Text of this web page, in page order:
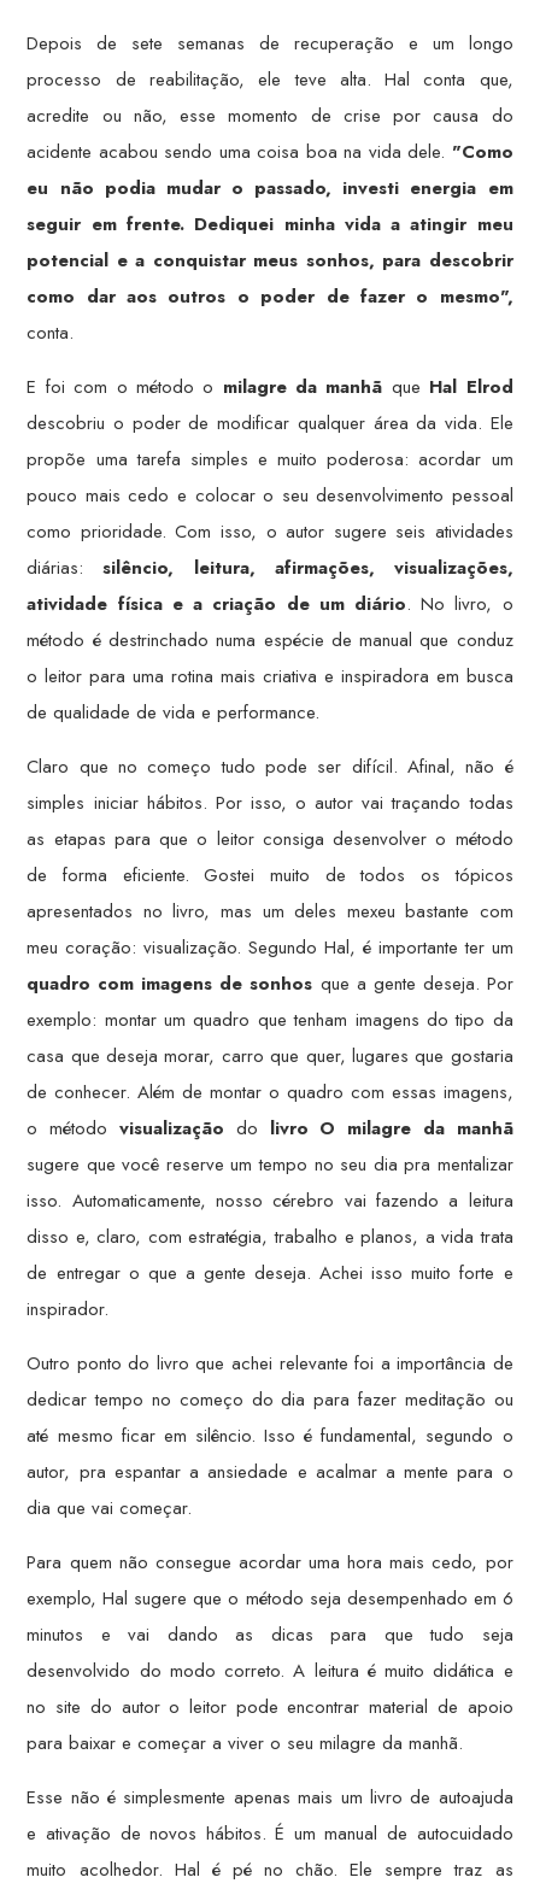
Depois de sete semanas de recuperação e um longo
processo de reabilitação, ele teve alta. Hal conta que,
acredite ou não, esse momento de crise por causa do
acidente acabou sendo uma coisa boa na vida dele. "Como
eu não podia mudar o passado, investi energia em
seguir em frente. Dediquei minha vida a atingir meu
potencial e a conquistar meus sonhos, para descobrir
como dar aos outros o poder de fazer o mesmo",
conta.
E foi com o método o milagre da manhã que Hal Elrod
descobriu o poder de modificar qualquer área da vida. Ele
propõe uma tarefa simples e muito poderosa: acordar um
pouco mais cedo e colocar o seu desenvolvimento pessoal
como prioridade. Com isso, o autor sugere seis atividades
diárias:silêncio, leitura, afirmações, visualizações,
atividade física e a criação de um diário. No livro, o
método é destrinchado numa espécie de manual que conduz
o leitor para uma rotina mais criativa e inspiradora em busca
de qualidade de vida e performance.
Claro que no começo tudo pode ser difícil. Afinal, não é
simples iniciar hábitos. Por isso, o autor vai traçando todas
as etapas para que o leitor consiga desenvolver o método
de forma eficiente. Gostei muito de todos os tópicos
apresentados no livro, mas um deles mexeu bastante com
meu coração: visualização. Segundo Hal, é importante ter um
quadro com imagens de sonhos que a gente deseja. Por
exemplo: montar um quadro que tenham imagens do tipo da
casa que deseja morar, carro que quer, lugares que gostaria
de conhecer. Além de montar o quadro com essas imagens,
o método visualização do livro O milagre da manhã
sugere que você reserve um tempo no seu dia pra mentalizar
isso. Automaticamente, nosso cérebro vai fazendo a leitura
disso e, claro, com estratégia, trabalho e planos, a vida trata
de entregar o que a gente deseja. Achei isso muito forte e
inspirador.
Outro ponto do livro que achei relevante foi a importância de
dedicar tempo no começo do dia para fazer meditação ou
até mesmo ficar em silêncio. Isso é fundamental, segundo o
autor, pra espantar a ansiedade e acalmar a mente para o
dia que vai começar.
Para quem não consegue acordar uma hora mais cedo, por
exemplo, Hal sugere que o método seja desempenhado em 6
minutos e vai dando as dicas para que tudo seja
desenvolvido do modo correto. A leitura é muito didática e
no site do autor o leitor pode encontrar material de apoio
para baixar e começar a viver o seu milagre da manhã.
Esse não é simplesmente apenas mais um livro de autoajuda
e ativação de novos hábitos. É um manual de autocuidado
muito acolhedor. Hal é pé no chão. Ele sempre traz as